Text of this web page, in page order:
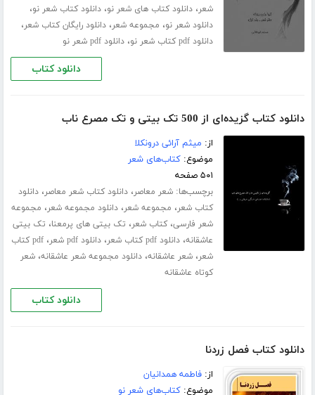
شعر،دانلود کتاب های شعر نو،دانلود کتاب شعر نو،
دانلود شعر نو، مجموعه شعر،دانلود رایگان کتاب شعر،
دانلود pdf کتاب شعر نو ،دانلود pdf شعر نو
دانلود کتاب
دانلود کتاب گزیده‌ای از 500 تک بیتی و تک مصرع ناب
از: میثم آرائی درونکلا
موضوع:کتاب‌های شعر
۵۰۱ صفحه
برچسب‌ها:شعر معاصر،دانلود کتاب شعر معاصر،دانلود
کتاب شعر، مجموعه شعر،دانلود مجموعه شعر، مجموعه
شعر فارسی،کتاب شعر، تک بیتی های پرمعنا، تک بیتی
عاشقانه،دانلود pdf کتاب شعر ،دانلود pdf شعر ،
pdf کتاب
شعر،شعر عاشقانه،دانلود مجموعه شعر عاشقانه،شعر
کوتاه عاشقانه
دانلود کتاب
دانلود کتاب فصل زردنا
از:فاطمه همدانیان
موضوع:کتاب‌های شعر نو